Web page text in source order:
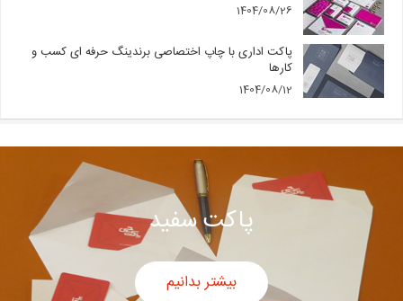
1404/08/26
پاکت اداری با چاپ اختصاصی برندینگ حرفه ای کسب و
کارها
1404/08/12
پاکت سفید
بیشتر بدانیم